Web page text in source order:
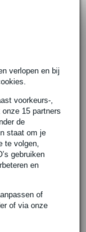
verlopen en bij
voorkeurs-,
15 partners
de
staat om je
te volgen,
gebruiken
en
of
of via onze